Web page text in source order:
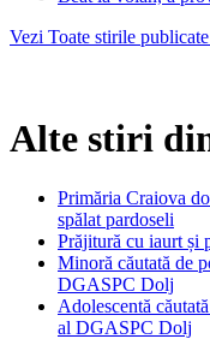
Vezi Toate stirile
Alte stiri
Primăria Craiova
spălat pardoseli
Prăjitură cu iaurt și
Minoră căutată de
DGASPC Dolj
Adolescentă
al DGASPC Dolj